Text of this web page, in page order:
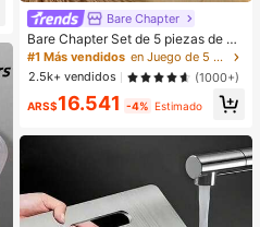
Bare Chapter
Bare Chapter Set de 5 piezas de br
agas tipo tanga con estampado de l
eopardo y parches de encaje con m
oño para mujer
#1 Más vendidos
en Juego de 5 piezas Tangas de mujer
2.5k+ vendidos
(1000+)
ARS$16.541 -4% Estimado